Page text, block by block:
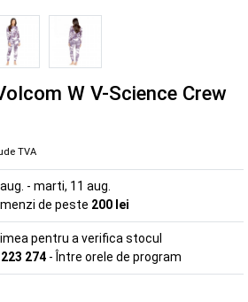
W V-Science Crew
TVA
- marti, 11 aug.
de peste 200 lei
pentru a verifica stocul
274 - Între orele de program